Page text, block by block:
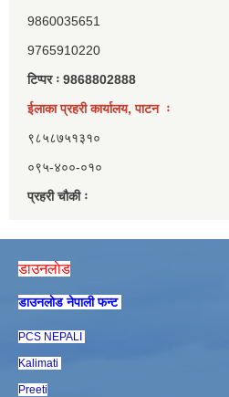
9860035651
9765910220
टिप्पर ः 9868802888
ईलाका प्रहरी कार्यालय, पाटन ः
९८५८७५१३१०
०९५-४००-०१०
प्रहरी चौकी ः
डाउनलाेड
डाउनलाेड नेपाली फन्ट
PCS NEPALI
Kalimati
Preeti